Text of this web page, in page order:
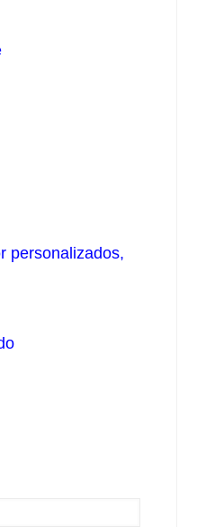
personalizados,